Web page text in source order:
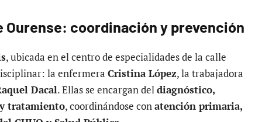
Ourense: coordinación y prevención
, ubicada en el centro de especialidades de la calle
la enfermera Cristina López, la trabajadora
Dacal. Ellas se encargan deldiagnóstico,
tratamiento, coordinándose conatención primaria,